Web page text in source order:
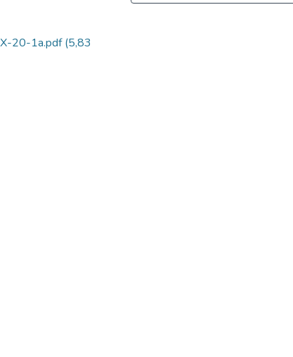
20-1а.pdf(5,83